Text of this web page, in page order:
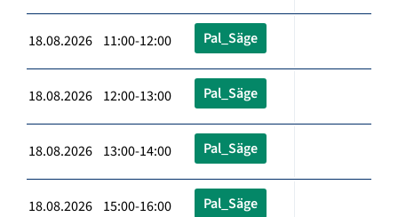
18.08.2026 11:00-12:00 Pal_Säge
18.08.2026 12:00-13:00 Pal_Säge
18.08.2026 13:00-14:00 Pal_Säge
18.08.2026 15:00-16:00 Pal_Säge